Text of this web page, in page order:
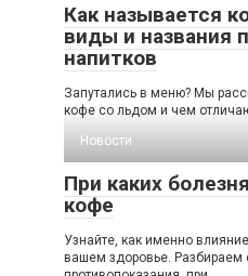
Как называется
виды и названия
напитков
Запутались в меню? Мы
кофе со льдом и чем
Новости
При каких
кофе
Узнайте, как именно
вашем здоровье.